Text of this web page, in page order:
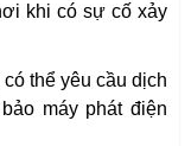
khi có sự cố xảy
thể yêu cầu dịch
máy phát điện